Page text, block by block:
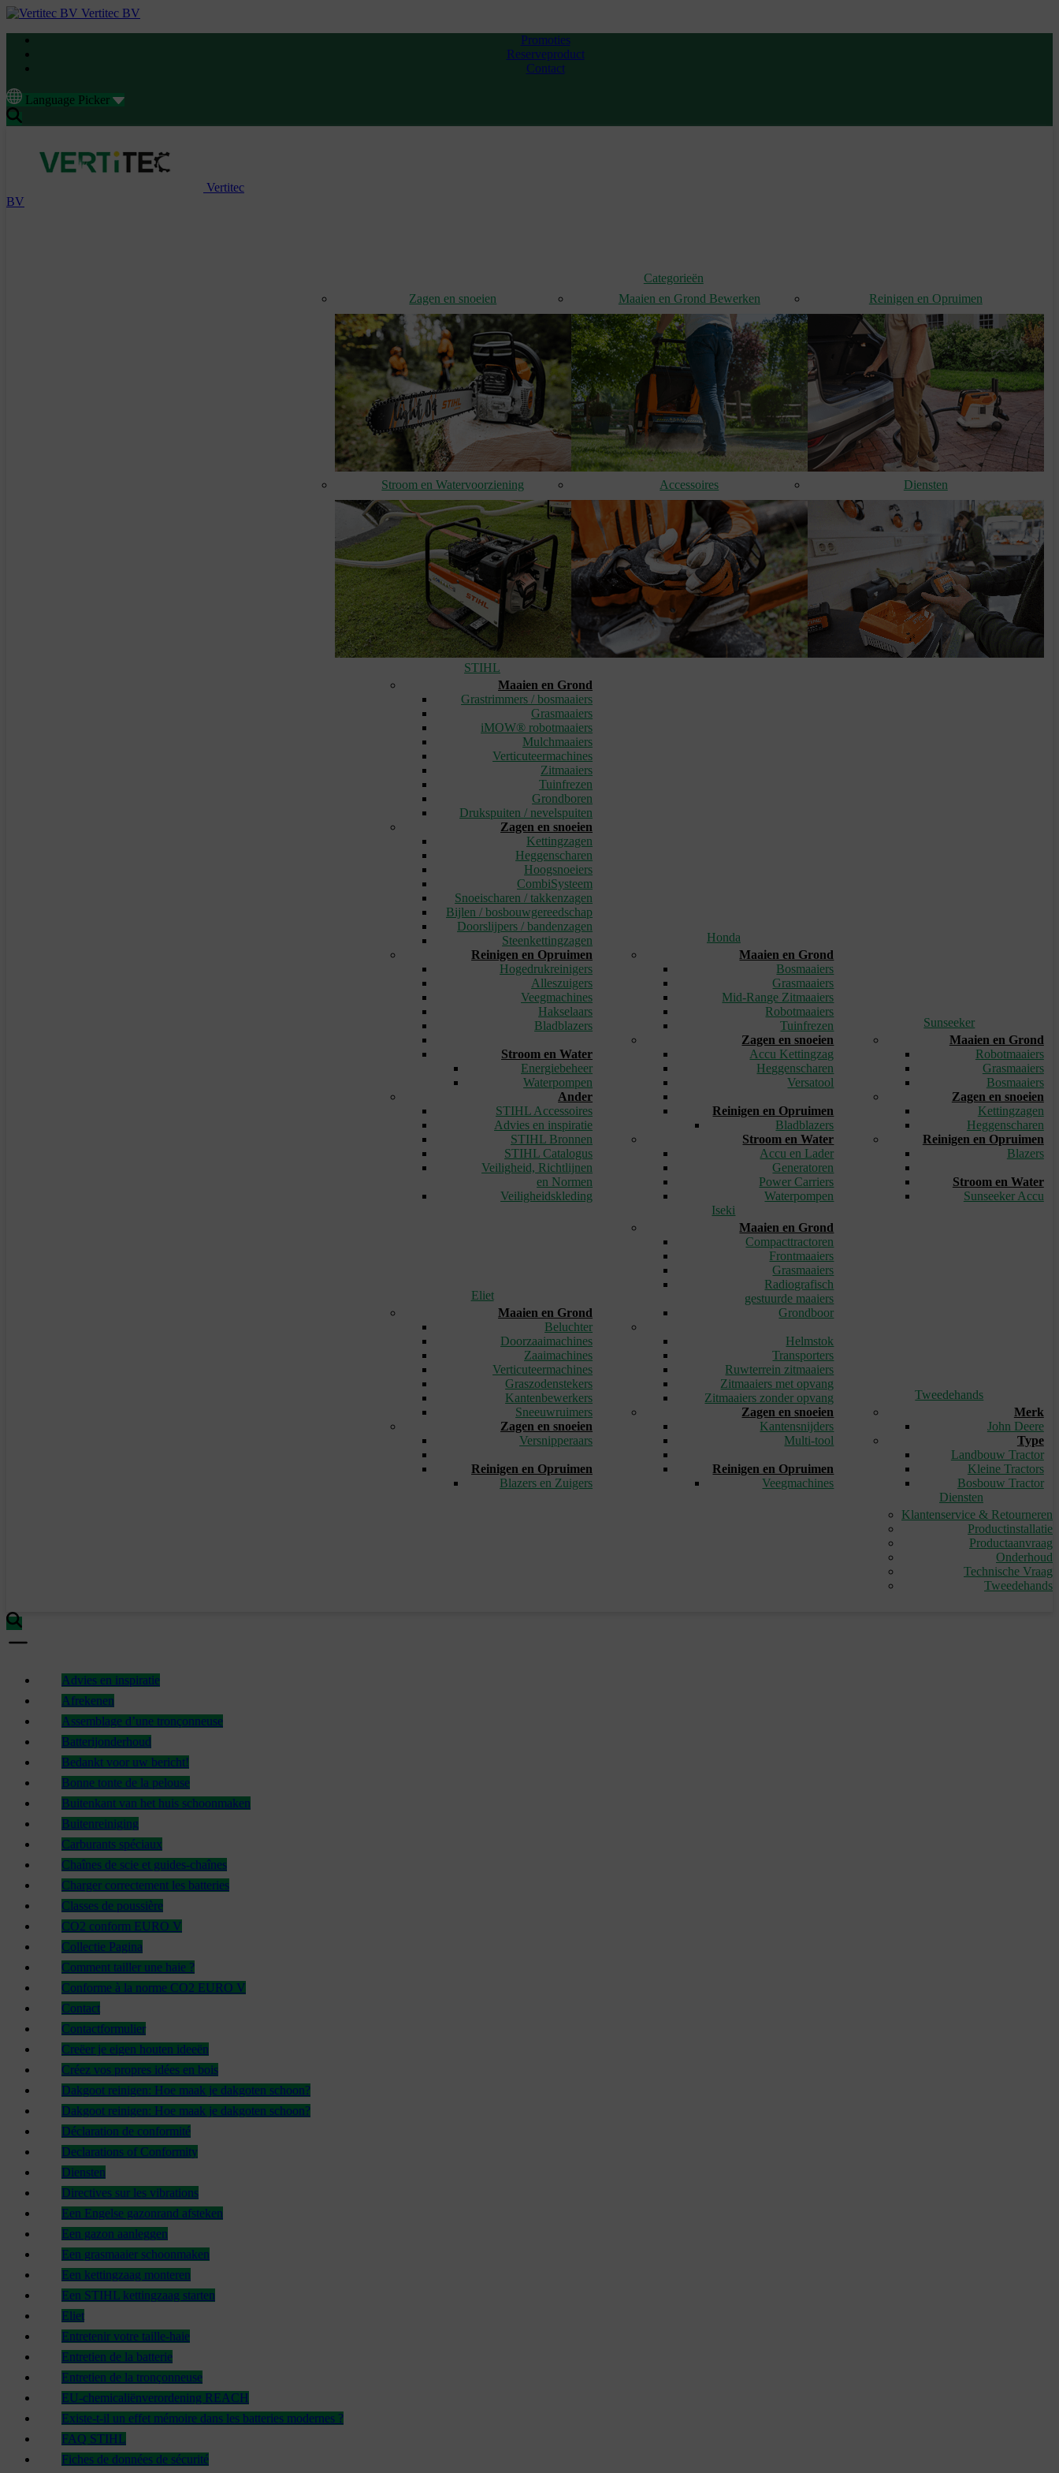
Vertitec BV
Promoties
Reserveproduct
Contact
Language Picker
Vertitec
BV
Categorieën
Zagen en snoeien
Maaien en Grond Bewerken Reinigen en Opruimen
Stroom en Watervoorziening Accessoires Diensten
STIHL
Maaien en Grond
Grastrimmers / bosmaaiers
Grasmaaiers
iMOW® robotmaaiers
Mulchmaaiers
Verticuteermachines
Zitmaaiers
Tuinfrezen
Grondboren
Drukspuiten / nevelspuiten
Zagen en snoeien
Kettingzagen
Heggenscharen
Hoogsnoeiers
CombiSysteem
Snoeischaren / takkenzagen
Bijlen / bosbouwgereedschap
Doorslijpers / bandenzagen
Steenkettingzagen
Reinigen en Opruimen
Hogedrukreinigers
Alleszuigers
Veegmachines
Hakselaars
Bladblazers
Stroom en Water
Energiebeheer
Waterpompen
Ander
STIHL Accessoires
Advies en inspiratie
STIHL Bronnen
STIHL Catalogus
Veiligheid, Richtlijnen
en Normen
Veiligheidskleding
Honda
Maaien en Grond
Bosmaaiers
Grasmaaiers
Mid-Range Zitmaaiers
Robotmaaiers
Tuinfrezen
Zagen en snoeien
Accu Kettingzag
Heggenscharen
Versatool
Reinigen en Opruimen
Bladblazers
Stroom en Water
Accu en Lader
Generatoren
Power Carriers
Waterpompen
Sunseeker
Maaien en Grond
Robotmaaiers
Grasmaaiers
Bosmaaiers
Zagen en snoeien
Kettingzagen
Heggenscharen
Reinigen en Opruimen
Blazers
Stroom en Water
Sunseeker Accu
Eliet
Maaien en Grond
Beluchter
Doorzaaimachines
Zaaimachines
Verticuteermachines
Graszodenstekers
Kantenbewerkers
Sneeuwruimers
Zagen en snoeien
Versnipperaars
Reinigen en Opruimen
Blazers en Zuigers
Iseki
Maaien en Grond
Compacttractoren
Frontmaaiers
Grasmaaiers
Radiografisch
gestuurde maaiers
Grondboor
Helmstok
Transporters
Ruwterrein zitmaaiers
Zitmaaiers met opvang
Zitmaaiers zonder opvang
Zagen en snoeien
Kantensnijders
Multi-tool
Reinigen en Opruimen
Veegmachines
Tweedehands
Merk
John Deere
Type
Landbouw Tractor
Kleine Tractors
Bosbouw Tractor
Diensten
Klantenservice & Retourneren
Productinstallatie
Productaanvraag
Onderhoud
Technische Vraag
Tweedehands
Advies en inspiratie
Afrekenen
Assemblage d’une tronçonneuse
Batterijonderhoud
Bedankt voor uw bericht!
Bonne tonte de la pelouse
Buitenkant van het huis schoonmaken
Buitenreiniging
Carburants spéciaux
Chaînes de scie et guides-chaînes
Charger correctement les batteries
Classes de poussière
CO2 conform EURO V
Collectie Pagina
Comment tailler une haie ?
Conforme à la norme CO2 EURO V
Contact
Contactformulier
Creëer je eigen houten ideeën
Créez vos propres idées en bois
Dakgoot reinigen: Hoe maak je dakgoten schoon?
Dakgoot reinigen: Hoe maak je dakgoten schoon?
Déclaration de conformité
Declarations of Conformity
Diensten
Directives sur les vibrations
Een Engelse gazonrand afsteken
Een gazon aanleggen
Een grasmaaier schoonmaken
Een kettingzaag monteren
Een STIHL kettingzaag starten
Eliet
Entretenir votre taille-haie
Entretien de la batterie
Entretien de la tronçonneuse
EU-chemicaliënverordening REACH
Existe-t-il un effet mémoire dans les batteries modernes ?
FAQ STIHL
Fiches de données de sécurité